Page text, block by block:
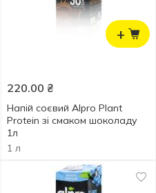
+
220.00 ₴
Напій соєвий Alpro Plant
Protein зі смаком шоколаду
1л
1 л